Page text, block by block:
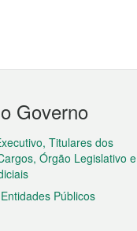
Governo
Titulares dos
Órgão Legislativo e
Públicos